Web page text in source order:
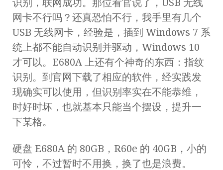
识别，联网成功。那位看官说了，USB 无线
网卡不行吗？还真恐怕不行，我手里有几个
USB 无线网卡，经验是，插到 Windows 7 系
统上都不能自动识别并驱动，Windows 10
才可以。E680A 上还有个神奇的东西：指纹
识别。到官网下载了相应的软件，经实践发
现确实可以使用，但识别率实在不能恭维，
时好时坏，也就基本只能当个摆设，提升一
下某格。
硬盘 E680A 的 80GB，R60e 的 40GB，小的
可怜，不过暂时不用换，换了也是浪费。